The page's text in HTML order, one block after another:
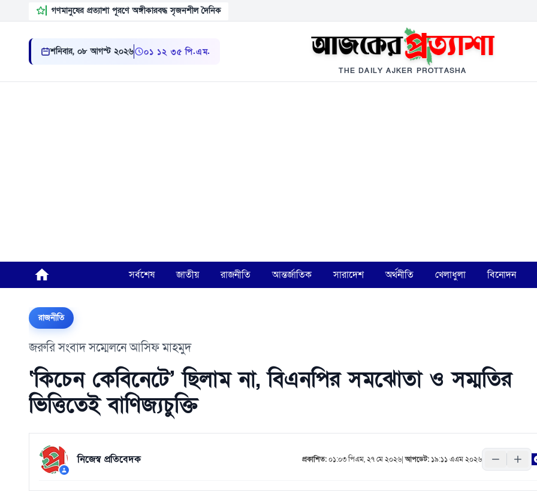
গণমানুষের প্রত্যাশা পূরণে অঙ্গীকারবদ্ধ সৃজনশীল দৈনিক
শনিবার, ০৮ আগস্ট ২০২৬ ০১:১২:৩৬ পি.এম.
THE DAILY AJKER PROTTASHA
সর্বশেষ জাতীয় রাজনীতি আন্তর্জাতিক সারাদেশ অর্থনীতি খেলাধুলা বিনোদন
রাজনীতি
জরুরি সংবাদ সম্মেলনে আসিফ মাহমুদ
‘কিচেন কেবিনেটে’ ছিলাম না, বিএনপির সমঝোতা ও সম্মতির
ভিত্তিতেই বাণিজ্যচুক্তি
নিজেস্ব প্রতিবেদক প্রকাশিত:০১:০৩ পিএম, ২৭ মে ২০২৬|আপডেট: ১৯:১১ এএম ২০২৬